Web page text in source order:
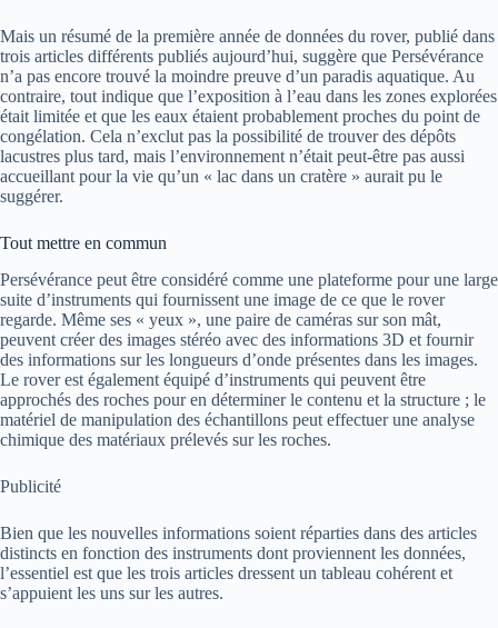
Mais un résumé de la première année de données du rover, publié dans
trois articles différents publiés aujourd’hui, suggère que Persévérance
n’a pas encore trouvé la moindre preuve d’un paradis aquatique. Au
contraire, tout indique que l’exposition à l’eau dans les zones explorées
était limitée et que les eaux étaient probablement proches du point de
congélation. Cela n’exclut pas la possibilité de trouver des dépôts
lacustres plus tard, mais l’environnement n’était peut-être pas aussi
accueillant pour la vie qu’un « lac dans un cratère » aurait pu le
suggérer.
Tout mettre en commun
Persévérance peut être considéré comme une plateforme pour une large
suite d’instruments qui fournissent une image de ce que le rover
regarde. Même ses « yeux », une paire de caméras sur son mât,
peuvent créer des images stéréo avec des informations 3D et fournir
des informations sur les longueurs d’onde présentes dans les images.
Le rover est également équipé d’instruments qui peuvent être
approchés des roches pour en déterminer le contenu et la structure ; le
matériel de manipulation des échantillons peut effectuer une analyse
chimique des matériaux prélevés sur les roches.
Publicité
Bien que les nouvelles informations soient réparties dans des articles
distincts en fonction des instruments dont proviennent les données,
l’essentiel est que les trois articles dressent un tableau cohérent et
s’appuient les uns sur les autres.